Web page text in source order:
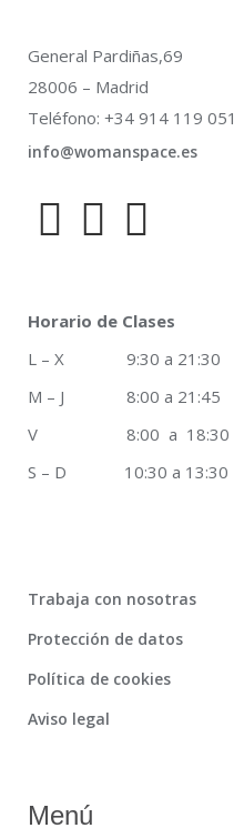
General Pardiñas,69
28006 – Madrid
Teléfono: +34 914 119 051
info@womanspace.es
Horario de Clases
L – X 9:30 a 21:30
M – J 8:00 a 21:45
V 8:00 a 18:30
S – D 10:30 a 13:30
Trabaja con nosotras
Protección de datos
Política de cookies
Aviso legal
Menú